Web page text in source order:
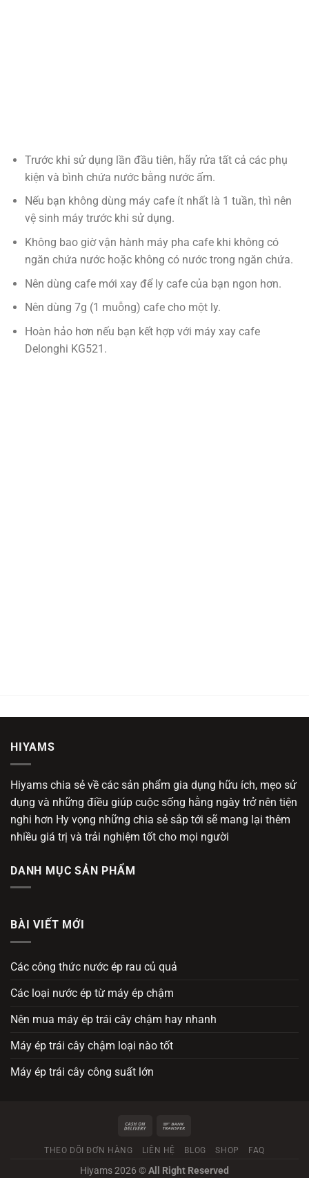
Trước khi sử dụng lần đầu tiên, hãy rửa tất cả các phụ
kiện và bình chứa nước bằng nước ấm.
Nếu bạn không dùng máy cafe ít nhất là 1 tuần, thì nên
vệ sinh máy trước khi sử dụng.
Không bao giờ vận hành máy pha cafe khi không có
ngăn chứa nước hoặc không có nước trong ngăn chứa.
Nên dùng cafe mới xay để ly cafe của bạn ngon hơn.
Nên dùng 7g (1 muỗng) cafe cho một ly.
Hoàn hảo hơn nếu bạn kết hợp với máy xay cafe
Delonghi KG521.
HIYAMS
Hiyams chia sẻ về các sản phẩm gia dụng hữu ích, mẹo sử
dụng và những điều giúp cuộc sống hằng ngày trở nên tiện
nghi hơn Hy vọng những chia sẻ sắp tới sẽ mang lại thêm
nhiều giá trị và trải nghiệm tốt cho mọi người
DANH MỤC SẢN PHẨM
BÀI VIẾT MỚI
Các công thức nước ép rau củ quả
Các loại nước ép từ máy ép chậm
Nên mua máy ép trái cây chậm hay nhanh
Máy ép trái cây chậm loại nào tốt
Máy ép trái cây công suất lớn
THEO DÕI ĐƠN HÀNG LIÊN HỆ BLOG SHOP FAQ
Hiyams 2026 ©All Right Reserved